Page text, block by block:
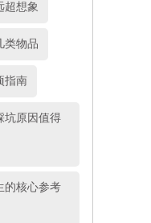
超想象
类物品
指南
坑原因值得
的核心参考